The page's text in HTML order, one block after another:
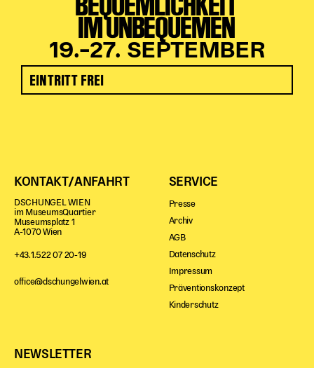
IM UNBEQUEMEN
19.–27. SEPTEMBER
EINTRITT FREI
KONTAKT/ANFAHRT
DSCHUNGEL WIEN
im MuseumsQuartier
Museumsplatz 1
A-1070 Wien
+43.1.522 07 20-19
office@dschungelwien.at
SERVICE
Presse
Archiv
AGB
Datenschutz
Impressum
Präventionskonzept
Kinderschutz
NEWSLETTER